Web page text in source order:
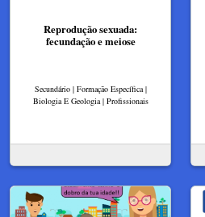
Reprodução sexuada:
fecundação e meiose
Secundário | Formação Específica |
Biologia E Geologia | Profissionais